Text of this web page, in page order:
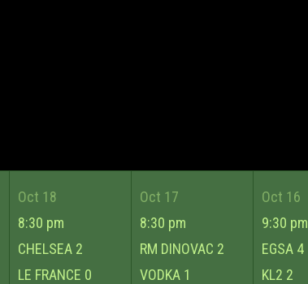
Oct 18
8:30 pm
CHELSEA 2
LE FRANCE 0
Oct 17
8:30 pm
RM DINOVAC 2
VODKA 1
Oct 16
9:30 pm
EGSA 4
KL2 2